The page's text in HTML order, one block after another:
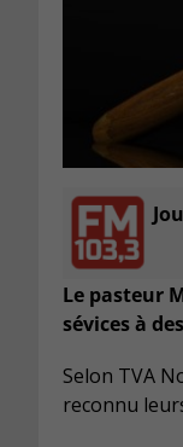
Le pasteur
sévices à
Selon TVA
reconnu